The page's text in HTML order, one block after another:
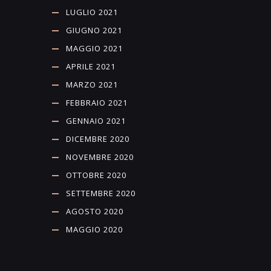
LUGLIO 2021
GIUGNO 2021
MAGGIO 2021
APRILE 2021
MARZO 2021
FEBBRAIO 2021
GENNAIO 2021
DICEMBRE 2020
NOVEMBRE 2020
OTTOBRE 2020
SETTEMBRE 2020
AGOSTO 2020
MAGGIO 2020